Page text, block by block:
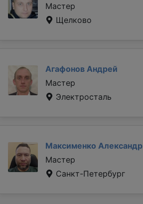
Мастер
Щелково
Агафонов Андрей
Мастер
Электросталь
Максименко Александр
Мастер
Санкт-Петербург